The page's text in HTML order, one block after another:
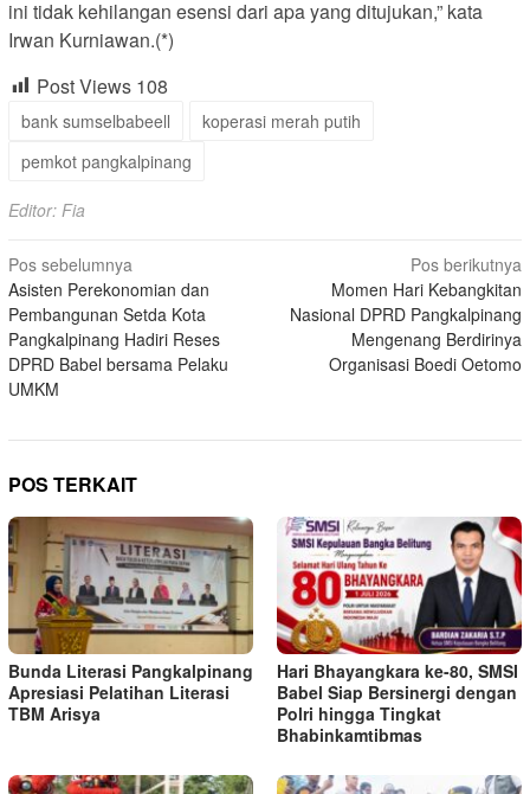
ini tidak kehilangan esensi dari apa yang ditujukan,” kata
Irwan Kurniawan.(*)
Post Views 108
bank sumselbabeell
koperasi merah putih
pemkot pangkalpinang
Editor: Fia
Navigasi
pos
Pos sebelumnya
Asisten Perekonomian dan
Pembangunan Setda Kota
Pangkalpinang Hadiri Reses
DPRD Babel bersama Pelaku
UMKM
Pos berikutnya
Momen Hari Kebangkitan
Nasional DPRD Pangkalpinang
Mengenang Berdirinya
Organisasi Boedi Oetomo
POS TERKAIT
Bunda Literasi Pangkalpinang
Apresiasi Pelatihan Literasi
TBM Arisya
Hari Bhayangkara ke-80, SMSI
Babel Siap Bersinergi dengan
Polri hingga Tingkat
Bhabinkamtibmas